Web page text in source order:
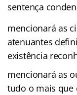
sentença
mencionará as
atenuantes
existência
mencionará as
tudo o mais que